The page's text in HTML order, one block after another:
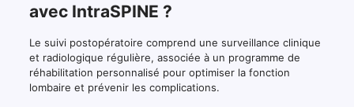
avec IntraSPINE ?
Le suivi postopératoire comprend une surveillance clinique
et radiologique régulière, associée à un programme de
réhabilitation personnalisé pour optimiser la fonction
lombaire et prévenir les complications.